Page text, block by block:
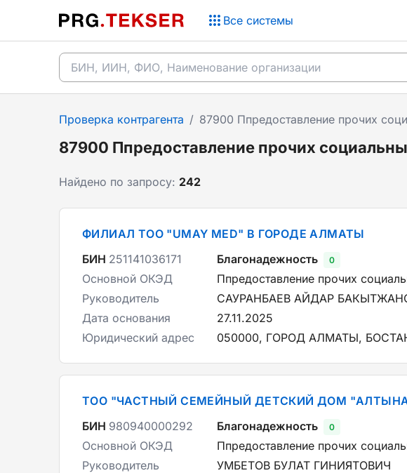
Все системы
Проверка контрагента / 87900 Ппредоставление прочих
87900 Ппредоставление прочих
Найдено по запросу: 242
ФИЛИАЛ ТОО "UMAY MED" В ГОРОДЕ АЛМАТЫ
БИН 251141036171 Благонадежность 0
Основной ОКЭД
Ппредоставление прочих
Руководитель
САУРАНБАЕВ АЙДАР
Дата основания
27.11.2025
Юридический адрес
050000, ГОРОД АЛМАТЫ,
ТОО "ЧАСТНЫЙ СЕМЕЙНЫЙ ДЕТСКИЙ ДОМ
БИН 980940000292 Благонадежность 0
Основной ОКЭД
Ппредоставление прочих
Руководитель
УМБЕТОВ БУЛАТ ГИНИЯТОВИЧ